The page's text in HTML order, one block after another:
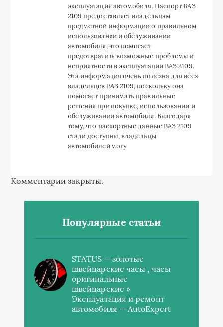
эксплуатации автомобиля. Паспорт ВАЗ
2109 предоставляет владельцам
предметной информации о правильном
использовании и обслуживании
автомобиля, что помогает
предотвратить возможные проблемы и
неприятности в эксплуатации ВАЗ 2109.
Эта информация очень полезна для всех
владельцев ВАЗ 2109, поскольку она
помогает принимать правильные
решения при покупке, использовании и
обслуживании автомобиля. Благодаря
тому, что паспортные данные ВАЗ 2109
стали доступны, владельцы
автомобилей могу
Комментарии закрыты.
Популярные статьи
STATUS — золотые
швейцарские часы , часы
оригинальные
швейцарские »
Эксплуатация и ремонт
автомобиля — AutoExpert